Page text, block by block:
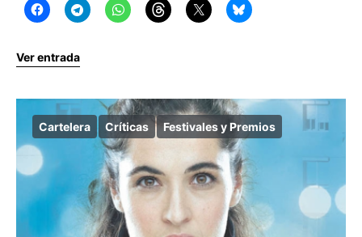
Ver entrada
Cartelera Críticas Festivales y Premios